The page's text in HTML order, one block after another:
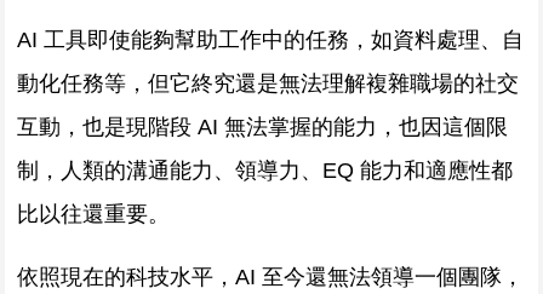
AI 工具即使能夠幫助工作中的任務，如資料處理、自
動化任務等，但它終究還是無法理解複雜職場的社交
互動，也是現階段 AI 無法掌握的能力，也因這個限
制，人類的溝通能力、領導力、EQ 能力和適應性都
比以往還重要。
依照現在的科技水平，AI 至今還無法領導一個團隊，